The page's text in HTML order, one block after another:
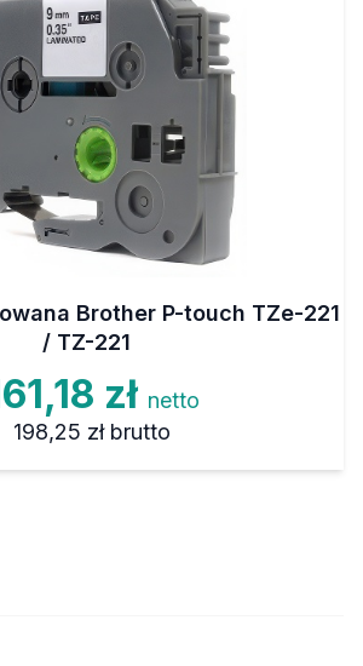
Brother P-touch TZe-221
/ TZ-221
zł netto
198,25 zł brutto